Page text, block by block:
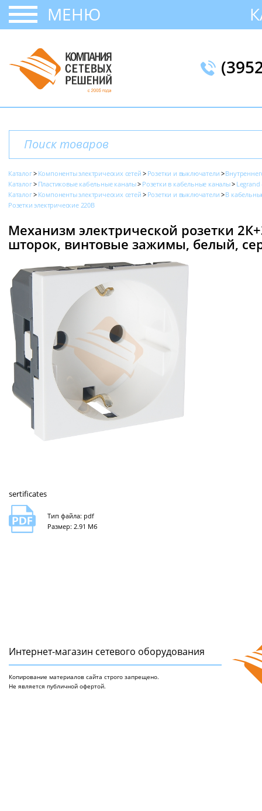
МЕНЮ
Каталог Компоненты электрических сетей Розетки и выключатели
Каталог
Пластиковые кабельные каналы Розетки в кабельные каналы
Legrand
Каталог
Компоненты электрических сетей Розетки и выключатели
В
Розетки электрические 220В
Механизм электрической розетки
шторок, винтовые зажимы, белый,
sertificates
Тип файла: pdf
Размер: 2.91 Мб
Интернет-магазин сетeвого оборудования
Копирование материалов сайта строго запрещено.
Не является публичной офертой.